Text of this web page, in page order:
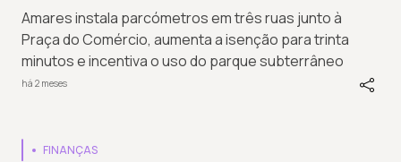
Amares instala parcómetros em três ruas junto à
Praça do Comércio, aumenta a isenção para trinta
minutos e incentiva o uso do parque subterrâneo
há 2 meses
FINANÇAS